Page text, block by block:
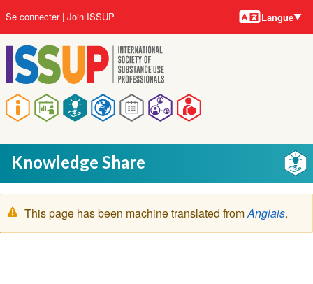
au
contenu
principal
Main
navigation
User
account
menu
Se connecter Join ISSUP Langues
Langue
Knowledge Share
Message
d'avertissement
This page has been machine translated fromAnglais.